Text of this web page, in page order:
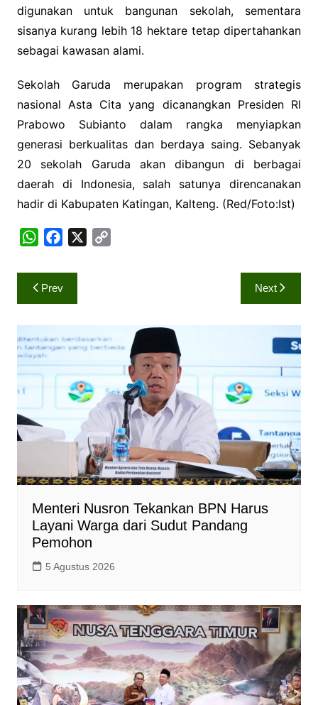
digunakan untuk bangunan sekolah, sementara
sisanya kurang lebih 18 hektare tetap dipertahankan
sebagai kawasan alami.
Sekolah Garuda merupakan program strategis
nasional Asta Cita yang dicanangkan Presiden RI
Prabowo Subianto dalam rangka menyiapkan
generasi berkualitas dan berdaya saing. Sebanyak
20 sekolah Garuda akan dibangun di berbagai
daerah di Indonesia, salah satunya direncanakan
hadir di Kabupaten Katingan, Kalteng. (Red/Foto:Ist)
W
a
t
A
p
p
c
e
o
o
k
i
n
k
Navigasi
pos
Prev Next
Menteri Nusron Tekankan BPN Harus
Layani Warga dari Sudut Pandang
Pemohon
5 Agustus 2026